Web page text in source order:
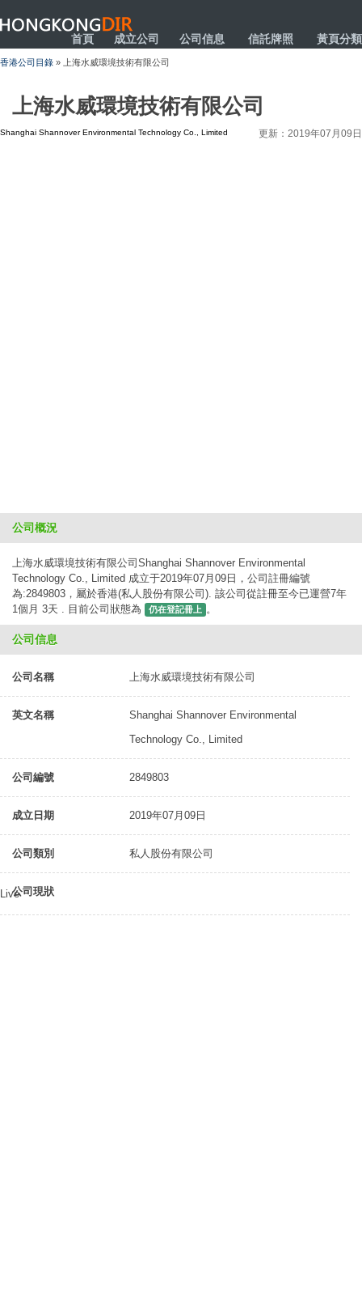
HONGKONGDIR
首頁 成立公司 公司信息 信託牌照 黃頁分類
香港公司目錄 » 上海水威環境技術有限公司
上海水威環境技術有限公司
Shanghai Shannover Environmental Technology Co., Limited 更新：2019年07月09日
公司概況
上海水威環境技術有限公司Shanghai Shannover Environmental
Technology Co., Limited 成立于2019年07月09日，公司註冊編號
為:2849803，屬於香港(私人股份有限公司). 該公司從註冊至今已運營7年
1個月 3天 . 目前公司狀態為
仍在登記冊上 。
公司信息
公司名稱 上海水威環境技術有限公司
英文名稱
Shanghai Shannover Environmental
Technology Co., Limited
公司編號 2849803
成立日期 2019年07月09日
公司類別 私人股份有限公司
公司現狀
Live